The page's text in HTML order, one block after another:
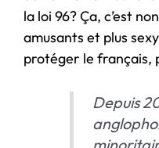
la loi 96? Ça, c’est
amusants et plus
protéger le français,
Depuis